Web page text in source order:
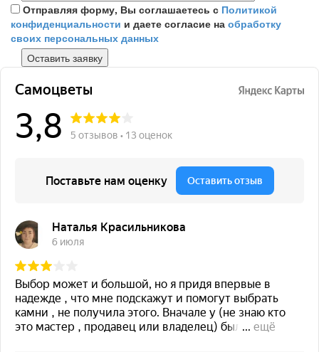
Отправляя форму, Вы соглашаетесь с Политикой
конфиденциальности и даете согласие на обработку
своих персональных данных